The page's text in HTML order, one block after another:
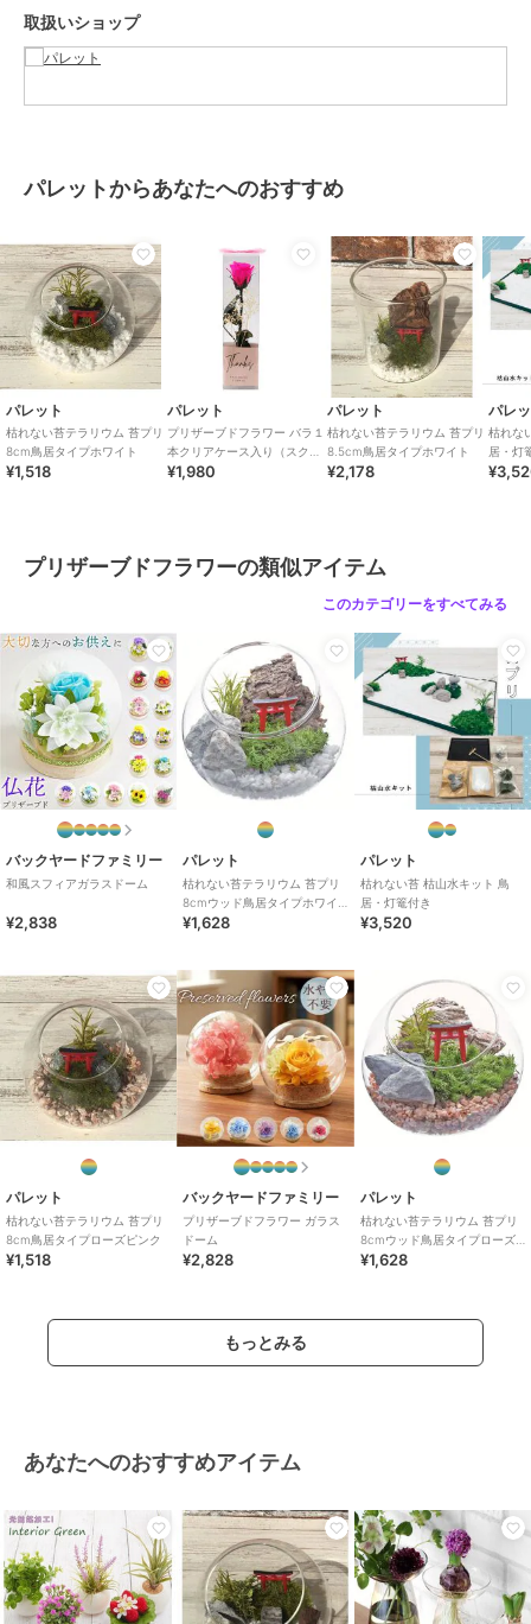
原産国 日本
取扱いショップ
パレットからあなたへのおすすめ
パレット
枯れない苔テラリウム 苔プリ
8cm鳥居タイプホワイト
¥1,518
パレット
プリザーブドフラワー バラ１
本クリアケース入り（スクエ
ア）ブライトピンク
¥1,980
パレット
枯れない苔テラリウム 苔プリ
8.5cm鳥居タイプホワイト
¥2,178
パレ
枯れな
居・灯
プリザーブドフラワーの類似アイテム
このカテゴリーをすべてみる
バックヤードファミリー
和風スフィアガラスドーム
¥2,838
パレット
枯れない苔テラリウム 苔プリ
8cmウッド鳥居タイプホワイ
ト
¥1,628
パレット
枯れない苔 枯山水キット 鳥
居・灯篭付き
¥3,520
パレット
枯れない苔テラリウム 苔プリ
8cm鳥居タイプローズピンク
¥1,518
バックヤードファミリー
プリザーブドフラワー ガラス
ドーム
¥2,828
パレット
枯れない苔テラリウム 苔プリ
8cmウッド鳥居タイプローズ
ピンク
¥1,628
もっとみる
あなたへのおすすめアイテム